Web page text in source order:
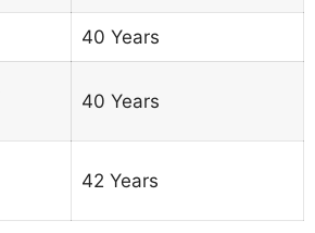
40 Years
40 Years
42 Years